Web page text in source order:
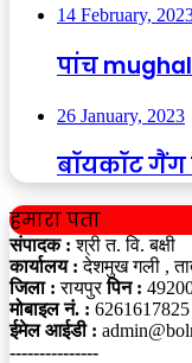
14 February,
पांच
26 January, 2023
बॉयकॉट गैंग
हमारा पता
संपादक :श्री त. वि. बक्षी
कार्यालय : देशमुख गली ,
जिला : रायपुरपिन :
मोबाइल नं. : 6261617825
ईमेल आईडी :
---------------